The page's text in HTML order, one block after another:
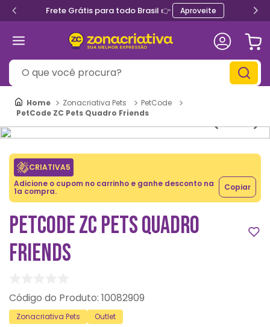
Frete Grátis para todo Brasil 👉 Aproveite
O que você procura?
Zonacriativa Pets
PetCode
PetCode ZC Pets Quadro Friends
CRIATIVA5
Adicione o cupom no carrinho e ganhe desconto na
1a compra. Copiar
PETCODE ZC PETS QUADRO
FRIENDS
: 10082909
Zonacriativa Pets Outlet